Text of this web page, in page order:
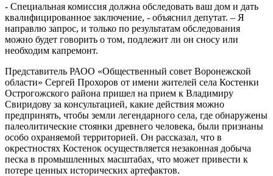
- Специальная комиссия должна обследовать ваш дом и дать
квалифицированное заключение, - объяснил депутат. – Я
направлю запрос, и только по результатам обследования
можно будет говорить о том, подлежит ли он сносу или
необходим капремонт.
Представитель РАОО «Общественный совет Воронежской
области» Сергей Прохоров от имени жителей села Костенки
Острогожского района пришел на прием к Владимиру
Свиридову за консультацией, какие действия можно
предпринять, чтобы земли легендарного села, где обнаружены
палеолитические стоянки древнего человека, были признаны
особо охраняемой территорией. Он рассказал, что в
окрестностях Костенок осуществляется незаконная добыча
песка в промышленных масштабах, что может привести к
потере ценных исторических артефактов.